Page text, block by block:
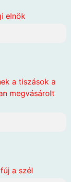
elnök
a tiszások a
megvásárolt
a szél